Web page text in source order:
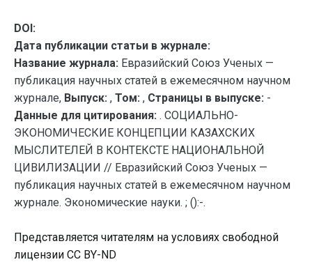
DOI:
Дата публикации статьи в журнале:
Название журнала: Евразийский Союз Ученых —
публикация научных статей в ежемесячном научном
журнале, Выпуск: , Том: , Страницы в выпуске: -
Данные для цитирования: . СОЦИАЛЬНО-
ЭКОНОМИЧЕСКИЕ КОНЦЕПЦИИ КАЗАХСКИХ
МЫСЛИТЕЛЕЙ В КОНТЕКСТЕ НАЦИОНАЛЬНОЙ
ЦИВИЛИЗАЦИИ // Евразийский Союз Ученых —
публикация научных статей в ежемесячном научном
журнале. Экономические науки. ; ():-.
Представляется читателям на условиях свободной
лицензии CC BY-ND